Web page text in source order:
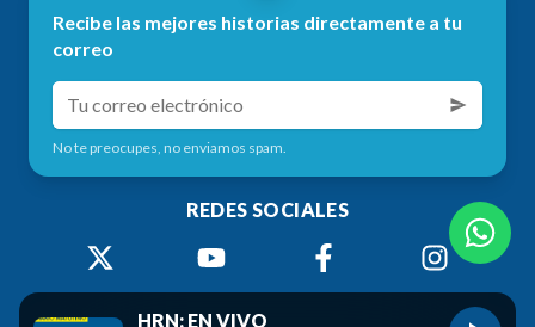
Recibe las mejores historias directamente a tu
correo
No te preocupes, no enviamos spam.
REDES SOCIALES
HRN: EN VIVO